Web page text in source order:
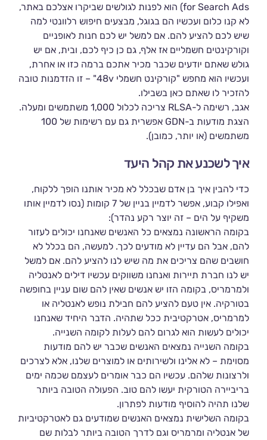
for Search Ads) הוא לפנות לגולשים שביקרו אצלכם באתר,
לא קנו כלום ועכשיו הם בגוגל, מבצעים חיפוש רלוונטי למה
שיש לכם להציע להם. אם למשל יש לכם חנות לאופניים
וקורקינטים חשמליים אז אלף, גם כן כיף לכם, ובית, אם יש
גולש שאתם יודעים שכבר מכיר אתכם ברמה כזו או אחרת,
ועכשיו הוא מחפש "קורקינט חשמלי 48v" – זו הזדמנות טובה
להזכיר לו שאתם כאן בשבילו.
אגב, רשימה ל-RLSA צריכה לכלול 1,000 משתמשים ומעלה.
הצגת מודעות ב-GDN אפשרית גם עם רשימות של 100
משתמשים (או יותר, כמובן).
איך לשכנע את קהל היעד
כדי להבין איך בן אדם שבכלל לא מכיר אותנו הופך ללקוח,
ואפילו קבוע, אפשר לדמיין בניין של 7 קומות (נסו לדמיין אותו
משקיף על הים – זה יוצר רקע נהדר):
בקומה הראשונה נמצאים כל האנשים שאנחנו יכולים לעזור
להם, אבל הם עדיין לא מודעים לכך. למעשה, הם בכלל לא
חושבים שהם צריכים את מה שיש לנו להציע להם. אם למשל
יש לנו חברת תיירות ואנחנו משווקים עכשיו דילים לאנטליה
ולמרמריס, בקומה הזו יש אנשים שאין להם שום עניין בחופשה
בטורקיה. אין טעם להציע להם חבילת נופש לאנטליה או
למרמריס, אטרקטיבית ככל שתהיה. הדבר היחיד שאנחנו
יכולים לעשות הוא לגרום להם לעלות לקומה השנייה.
בקומה השנייה נמצאים האנשים שכבר יש להם מודעות
מסוימת – לא אלינו ולשירותים או למוצרים שלנו, אלא לצרכים
ולרצונות שלהם. עכשיו הם כבר אומרים לעצמם שכמה ימים
בריביירה הטורקית יעשו להם טוב. הפעולה הטובה ביותר
שלנו תהיה להוסיף מודעות לפתרון.
בקומה השלישית נמצאים האנשים שמודעים גם לאטרקטיביות
של אנטליה ומרמריס וגם לדרך הטובה ביותר לבלות שם